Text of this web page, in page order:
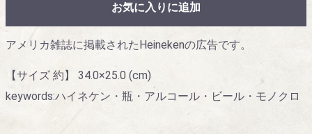
お気に入りに追加
アメリカ雑誌に掲載されたHeinekenの広告です。
【サイズ 約】 34.0×25.0 (cm)
keywords:ハイネケン・瓶・アルコール・ビール・モノクロ